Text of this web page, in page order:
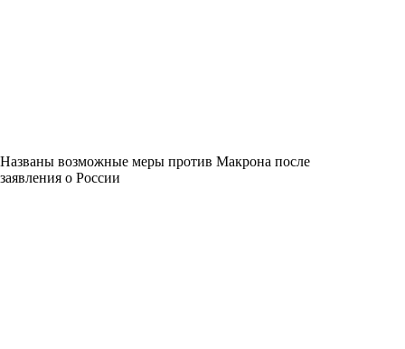
Названы возможные меры против Макрона после
заявления о России